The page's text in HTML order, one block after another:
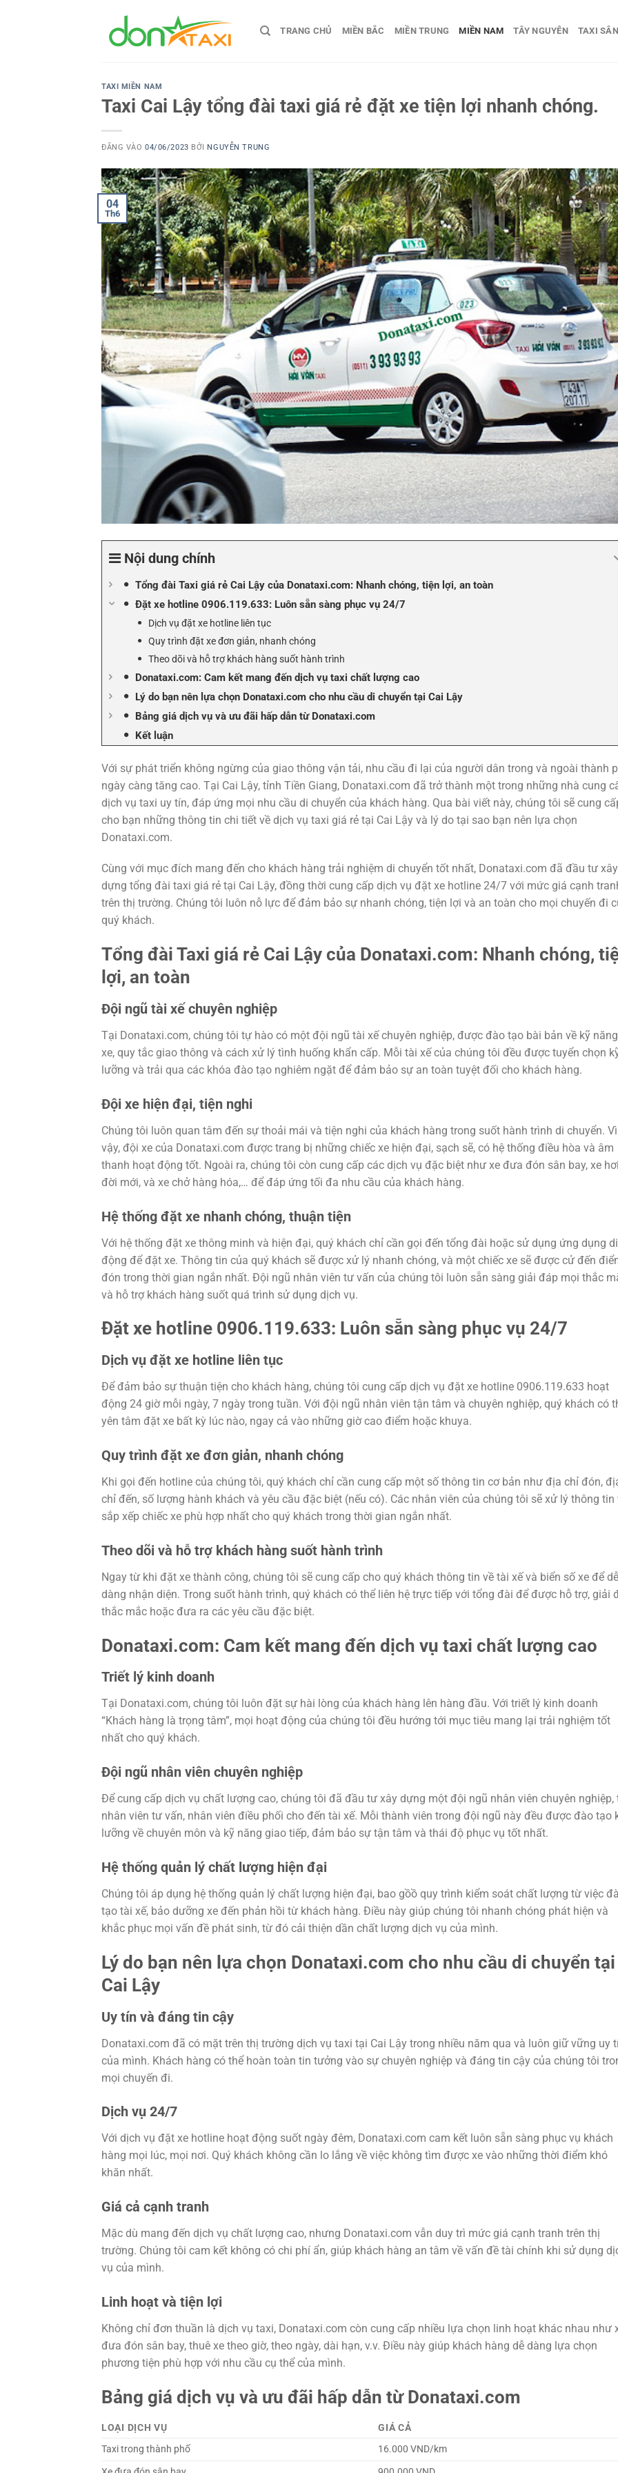
TRANG CHỦ MIỀN BẮC MIỀN TRUNG MIỀN NAM TÂY NGUYÊN TAXI
TAXI MIỀN NAM
Taxi Cai Lậy tổng đài taxi giá rẻ đặt xe tiện lợi nhanh chóng.
ĐĂNG VÀO04/06/2023 BỞI NGUYỄN TRUNG
04
Th6
Nội dung chính
Tổng đài Taxi giá rẻ Cai Lậy của Donataxi.com: Nhanh chóng, tiện lợi, an toàn
Đặt xe hotline 0906.119.633: Luôn sẵn sàng phục vụ 24/7
Dịch vụ đặt xe hotline liên tục
Quy trình đặt xe đơn giản, nhanh chóng
Theo dõi và hỗ trợ khách hàng suốt hành trình
Donataxi.com: Cam kết mang đến dịch vụ taxi chất lượng cao
Lý do bạn nên lựa chọn Donataxi.com cho nhu cầu di chuyển tại Cai Lậy
Bảng giá dịch vụ và ưu đãi hấp dẫn từ Donataxi.com
Kết luận
Với sự phát triển không ngừng của giao thông vận tải, nhu cầu đi lại của người dân trong và ngoài thành
ngày càng tăng cao. Tại Cai Lậy, tỉnh Tiền Giang, Donataxi.com đã trở thành một trong những nhà cung
dịch vụ taxi uy tín, đáp ứng mọi nhu cầu di chuyển của khách hàng. Qua bài viết này, chúng tôi sẽ cung
cho bạn những thông tin chi tiết về dịch vụ taxi giá rẻ tại Cai Lậy và lý do tại sao bạn nên lựa chọn
Donataxi.com.
Cùng với mục đích mang đến cho khách hàng trải nghiệm di chuyển tốt nhất, Donataxi.com đã đầu tư xây
dựng tổng đài taxi giá rẻ tại Cai Lậy, đồng thời cung cấp dịch vụ đặt xe hotline 24/7 với mức giá cạnh
trên thị trường. Chúng tôi luôn nỗ lực để đảm bảo sự nhanh chóng, tiện lợi và an toàn cho mọi chuyến đi
quý khách.
Tổng đài Taxi giá rẻ Cai Lậy của Donataxi.com: Nhanh chóng,
lợi, an toàn
Đội ngũ tài xế chuyên nghiệp
Tại Donataxi.com, chúng tôi tự hào có một đội ngũ tài xế chuyên nghiệp, được đào tạo bài bản về kỹ
xe, quy tắc giao thông và cách xử lý tình huống khẩn cấp. Mỗi tài xế của chúng tôi đều được tuyển chọn
lưỡng và trải qua các khóa đào tạo nghiêm ngặt để đảm bảo sự an toàn tuyệt đối cho khách hàng.
Đội xe hiện đại, tiện nghi
Chúng tôi luôn quan tâm đến sự thoải mái và tiện nghi của khách hàng trong suốt hành trình di chuyển. Vì
vậy, đội xe của Donataxi.com được trang bị những chiếc xe hiện đại, sạch sẽ, có hệ thống điều hòa và âm
thanh hoạt động tốt. Ngoài ra, chúng tôi còn cung cấp các dịch vụ đặc biệt như xe đưa đón sân bay, xe hơi
đời mới, và xe chở hàng hóa,… để đáp ứng tối đa nhu cầu của khách hàng.
Hệ thống đặt xe nhanh chóng, thuận tiện
Với hệ thống đặt xe thông minh và hiện đại, quý khách chỉ cần gọi đến tổng đài hoặc sử dụng ứng dụng di
động để đặt xe. Thông tin của quý khách sẽ được xử lý nhanh chóng, và một chiếc xe sẽ được cử đến
đón trong thời gian ngắn nhất. Đội ngũ nhân viên tư vấn của chúng tôi luôn sẵn sàng giải đáp mọi thắc
và hỗ trợ khách hàng suốt quá trình sử dụng dịch vụ.
Đặt xe hotline 0906.119.633: Luôn sẵn sàng phục vụ 24/7
Dịch vụ đặt xe hotline liên tục
Để đảm bảo sự thuận tiện cho khách hàng, chúng tôi cung cấp dịch vụ đặt xe hotline 0906.119.633 hoạt
động 24 giờ mỗi ngày, 7 ngày trong tuần. Với đội ngũ nhân viên tận tâm và chuyên nghiệp, quý khách có
yên tâm đặt xe bất kỳ lúc nào, ngay cả vào những giờ cao điểm hoặc khuya.
Quy trình đặt xe đơn giản, nhanh chóng
Khi gọi đến hotline của chúng tôi, quý khách chỉ cần cung cấp một số thông tin cơ bản như địa chỉ đón,
chỉ đến, số lượng hành khách và yêu cầu đặc biệt (nếu có). Các nhân viên của chúng tôi sẽ xử lý thông tin
sắp xếp chiếc xe phù hợp nhất cho quý khách trong thời gian ngắn nhất.
Theo dõi và hỗ trợ khách hàng suốt hành trình
Ngay từ khi đặt xe thành công, chúng tôi sẽ cung cấp cho quý khách thông tin về tài xế và biển số xe để dễ
dàng nhận diện. Trong suốt hành trình, quý khách có thể liên hệ trực tiếp với tổng đài để được hỗ trợ, giải
thắc mắc hoặc đưa ra các yêu cầu đặc biệt.
Donataxi.com: Cam kết mang đến dịch vụ taxi chất lượng cao
Triết lý kinh doanh
Tại Donataxi.com, chúng tôi luôn đặt sự hài lòng của khách hàng lên hàng đầu. Với triết lý kinh doanh
“Khách hàng là trọng tâm”, mọi hoạt động của chúng tôi đều hướng tới mục tiêu mang lại trải nghiệm tốt
nhất cho quý khách.
Đội ngũ nhân viên chuyên nghiệp
Để cung cấp dịch vụ chất lượng cao, chúng tôi đã đầu tư xây dựng một đội ngũ nhân viên chuyên nghiệp,
nhân viên tư vấn, nhân viên điều phối cho đến tài xế. Mỗi thành viên trong đội ngũ này đều được đào tạo
lưỡng về chuyên môn và kỹ năng giao tiếp, đảm bảo sự tận tâm và thái độ phục vụ tốt nhất.
Hệ thống quản lý chất lượng hiện đại
Chúng tôi áp dụng hệ thống quản lý chất lượng hiện đại, bao gồồ quy trình kiểm soát chất lượng từ việc
tạo tài xế, bảo dưỡng xe đến phản hồi từ khách hàng. Điều này giúp chúng tôi nhanh chóng phát hiện và
khắc phục mọi vấn đề phát sinh, từ đó cải thiện dần chất lượng dịch vụ của mình.
Lý do bạn nên lựa chọn Donataxi.com cho nhu cầu di chuyển tại
Cai Lậy
Uy tín và đáng tin cậy
Donataxi.com đã có mặt trên thị trường dịch vụ taxi tại Cai Lậy trong nhiều năm qua và luôn giữ vững uy
của mình. Khách hàng có thể hoàn toàn tin tưởng vào sự chuyên nghiệp và đáng tin cậy của chúng tôi
mọi chuyến đi.
Dịch vụ 24/7
Với dịch vụ đặt xe hotline hoạt động suốt ngày đêm, Donataxi.com cam kết luôn sẵn sàng phục vụ khách
hàng mọi lúc, mọi nơi. Quý khách không cần lo lắng về việc không tìm được xe vào những thời điểm khó
khăn nhất.
Giá cả cạnh tranh
Mặc dù mang đến dịch vụ chất lượng cao, nhưng Donataxi.com vẫn duy trì mức giá cạnh tranh trên thị
trường. Chúng tôi cam kết không có chi phí ẩn, giúp khách hàng an tâm về vấn đề tài chính khi sử dụng
vụ của mình.
Linh hoạt và tiện lợi
Không chỉ đơn thuần là dịch vụ taxi, Donataxi.com còn cung cấp nhiều lựa chọn linh hoạt khác nhau như
đưa đón sân bay, thuê xe theo giờ, theo ngày, dài hạn, v.v. Điều này giúp khách hàng dễ dàng lựa chọn
phương tiện phù hợp với nhu cầu cụ thể của mình.
Bảng giá dịch vụ và ưu đãi hấp dẫn từ Donataxi.com
LOẠI DỊCH VỤ
GIÁ CẢ
Taxi trong thành phố
16.000 VND/km